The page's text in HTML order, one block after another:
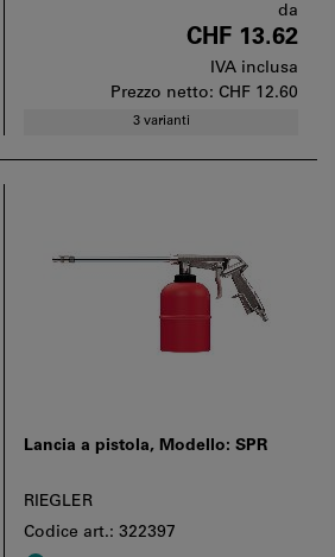
da
CHF 13.62
IVA inclusa
Prezzo netto: CHF 12.60
3 varianti
Lancia a pistola, Modello: SPR
RIEGLER
Codice art.: 322397